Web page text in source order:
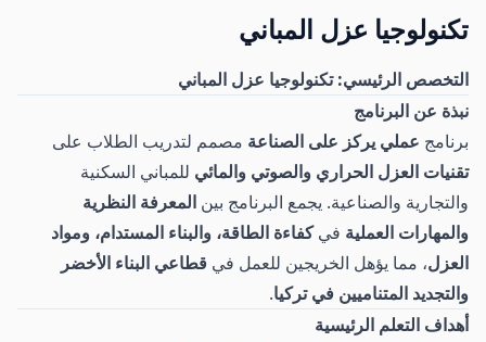
تكنولوجيا عزل المباني
التخصص الرئيسي: تكنولوجيا عزل المباني
نبذة عن البرنامج
برنامج عملي يركز على الصناعة مصمم لتدريب الطلاب على
تقنيات العزل الحراري والصوتي والمائي للمباني السكنية
والتجارية والصناعية. يجمع البرنامج بين المعرفة النظرية
والمهارات العملية فيكفاءة الطاقة، والبناء المستدام، ومواد
العزل، مما يؤهل الخريجين للعمل في قطاعي البناء الأخضر
والتجديد المتناميين في تركيا.
أهداف التعلم الرئيسية